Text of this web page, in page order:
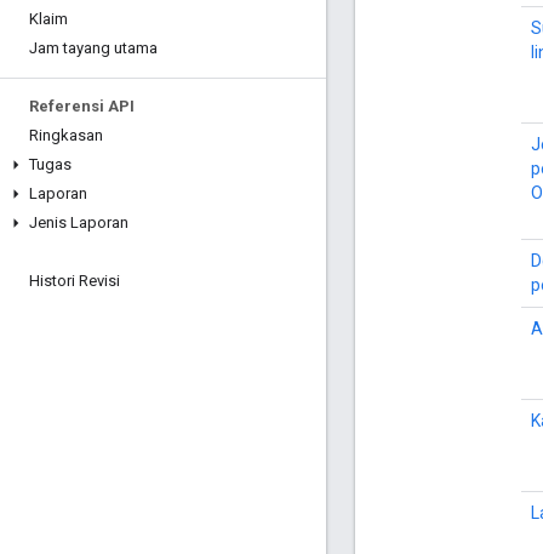
Klaim
Jam tayang utama
Referensi API
Ringkasan
Tugas
Laporan
Jenis Laporan
Histori Revisi